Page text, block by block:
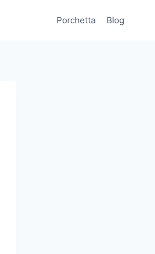
Porchetta Blog